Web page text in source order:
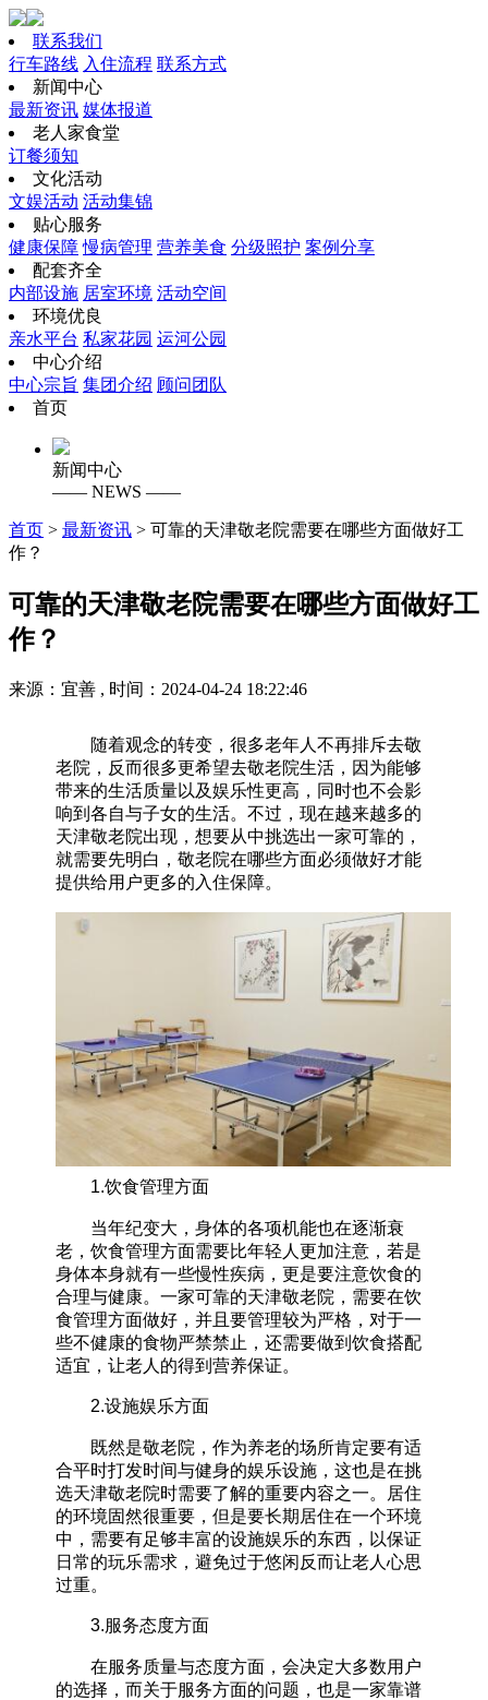
联系我们
行车路线 入住流程 联系方式
新闻中心
最新资讯 媒体报道
老人家食堂
订餐须知
文化活动
文娱活动 活动集锦
贴心服务
健康保障 慢病管理 营养美食 分级照护 案例分享
配套齐全
内部设施 居室环境 活动空间
环境优良
亲水平台 私家花园 运河公园
中心介绍
中心宗旨 集团介绍 顾问团队
首页
新闻中心
—— NEWS ——
首页 > 最新资讯 > 可靠的天津敬老院需要在哪些方面做好工
作？
可靠的天津敬老院需要在哪些方面做好工
作？
来源：宜善 , 时间：2024-04-24 18:22:46
随着观念的转变，很多老年人不再排斥去敬
老院，反而很多更希望去敬老院生活，因为能够
带来的生活质量以及娱乐性更高，同时也不会影
响到各自与子女的生活。不过，现在越来越多的
天津敬老院出现，想要从中挑选出一家可靠的，
就需要先明白，敬老院在哪些方面必须做好才能
提供给用户更多的入住保障。
1.饮食管理方面
当年纪变大，身体的各项机能也在逐渐衰
老，饮食管理方面需要比年轻人更加注意，若是
身体本身就有一些慢性疾病，更是要注意饮食的
合理与健康。一家可靠的天津敬老院，需要在饮
食管理方面做好，并且要管理较为严格，对于一
些不健康的食物严禁禁止，还需要做到饮食搭配
适宜，让老人的得到营养保证。
2.设施娱乐方面
既然是敬老院，作为养老的场所肯定要有适
合平时打发时间与健身的娱乐设施，这也是在挑
选天津敬老院时需要了解的重要内容之一。居住
的环境固然很重要，但是要长期居住在一个环境
中，需要有足够丰富的设施娱乐的东西，以保证
日常的玩乐需求，避免过于悠闲反而让老人心思
过重。
3.服务态度方面
在服务质量与态度方面，会决定大多数用户
的选择，而关于服务方面的问题，也是一家靠谱